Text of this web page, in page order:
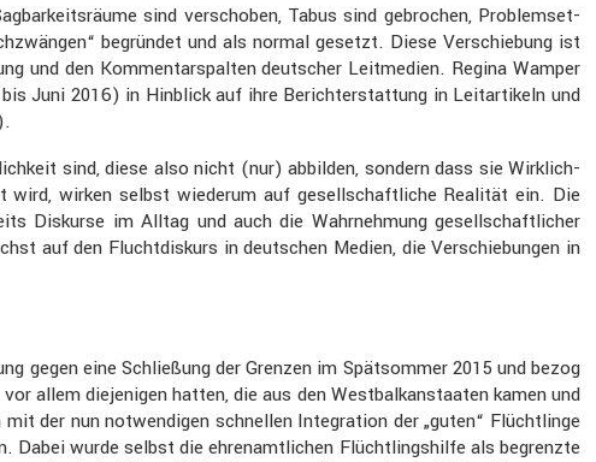
sind verschoben, Tabus sind gebro­chen, Problem­set­
begründet und als normal gesetzt. Diese Verschie­bung ist
und den Kommen­tar­spalten deutscher Leitme­dien. Regina Wamper
Juni 2016) in Hinblick auf ihre Bericht­erstat­tung in Leitar­ti­keln und
sind, diese also nicht (nur) abbilden, sondern dass sie Wirklich­
wirken selbst wiederum auf gesell­schaft­liche Realität ein. Die
Diskurse im Alltag und auch die Wahrneh­mung gesell­schaft­li­cher
auf den Flucht­dis­kurs in deutschen Medien, die Verschie­bungen in
gegen eine Schlie­ßung der Grenzen im Spätsommer 2015 und bezog
allem dieje­nigen hatten, die aus den Westbal­kan­staaten kamen und
der nun notwen­digen schnellen Integra­tion der „guten“ Flücht­linge
Dabei wurde selbst die ehren­amt­li­chen Flücht­lings­hilfe als begrenzte